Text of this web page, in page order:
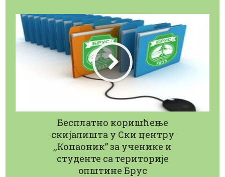
Бесплатно коришћење
скијалишта у Ски центру
,,Копаоник” за ученике и
студенте са територије
oпштине Брус